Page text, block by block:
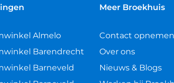
je zelf af te sluiten)
Almelo
Barendrecht
Barneveld
Meer Broekhuis
Contact opnemen
Over ons
Nieuws & Blogs